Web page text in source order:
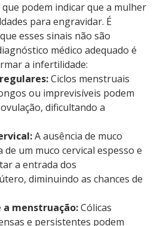
podem indicar que a mulher
para engravidar. É
esses sinais não são
médico adequado é
a infertilidade:
Ciclos menstruais
ou imprevisíveis podem
dificultando a
A ausência de muco
de um muco cervical espesso e
a entrada dos
diminuindo as chances de
menstruação:Cólicas
e persistentes podem